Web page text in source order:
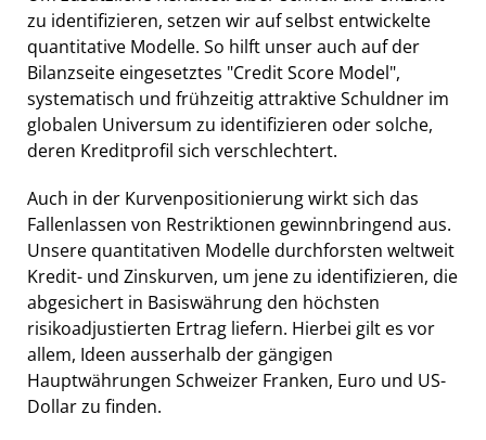
zu identifizieren, setzen wir auf selbst entwickelte
quantitative Modelle. So hilft unser auch auf der
Bilanzseite eingesetztes "Credit Score Model",
systematisch und frühzeitig attraktive Schuldner im
globalen Universum zu identifizieren oder solche,
deren Kreditprofil sich verschlechtert.
Auch in der Kurvenpositionierung wirkt sich das
Fallenlassen von Restriktionen gewinnbringend aus.
Unsere quantitativen Modelle durchforsten weltweit
Kredit- und Zinskurven, um jene zu identifizieren, die
abgesichert in Basiswährung den höchsten
risikoadjustierten Ertrag liefern. Hierbei gilt es vor
allem, Ideen ausserhalb der gängigen
Hauptwährungen Schweizer Franken, Euro und US-
Dollar zu finden.